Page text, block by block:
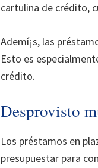
cartulina de crédito,
Ademí¡s, las
Esto es
crédito.
Desprovisto
Los préstamos en
presupuestar para